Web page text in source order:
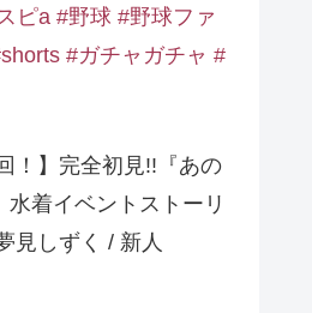
ピa #野球 #野球ファ
#ガチャガチャ #
！】完全初見!!『あの
水着イベントストーリ
見しずく / 新人